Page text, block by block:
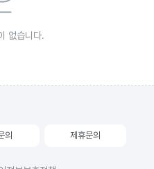
없습니다.
의 제휴문의